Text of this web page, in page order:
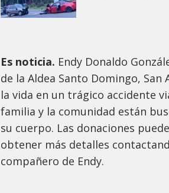
Es noticia. Endy Donaldo
de la Aldea Santo Domingo,
la vida en un trágico accidente
familia y la comunidad están
su cuerpo. Las donaciones
obtener más detalles
compañero de Endy.